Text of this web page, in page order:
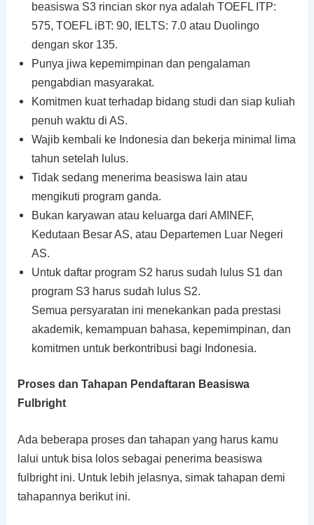
beasiswa S3 rincian skor nya adalah TOEFL ITP:
575, TOEFL iBT: 90, IELTS: 7.0 atau Duolingo
dengan skor 135.
Punya jiwa kepemimpinan dan pengalaman
pengabdian masyarakat.
Komitmen kuat terhadap bidang studi dan siap kuliah
penuh waktu di AS.
Wajib kembali ke Indonesia dan bekerja minimal lima
tahun setelah lulus.
Tidak sedang menerima beasiswa lain atau
mengikuti program ganda.
Bukan karyawan atau keluarga dari AMINEF,
Kedutaan Besar AS, atau Departemen Luar Negeri
AS.
Untuk daftar program S2 harus sudah lulus S1 dan
program S3 harus sudah lulus S2.
Semua persyaratan ini menekankan pada prestasi
akademik, kemampuan bahasa, kepemimpinan, dan
komitmen untuk berkontribusi bagi Indonesia.
Proses dan Tahapan Pendaftaran Beasiswa
Fulbright
Ada beberapa proses dan tahapan yang harus kamu
lalui untuk bisa lolos sebagai penerima beasiswa
fulbright ini. Untuk lebih jelasnya, simak tahapan demi
tahapannya berikut ini.